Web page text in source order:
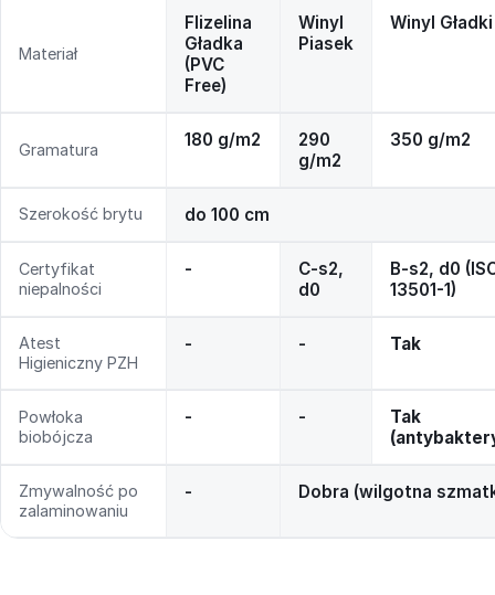
Materiał
Flizelina
Gładka
(PVC
Free)
Winyl
Piasek
Winyl Gładki
Gramatura 180 g/m2
290
g/m2
350 g/m2
Szerokość brytu do 100 cm
Certyfikat
niepalności
-
C-s2,
d0
B-s2, d0
13501-1)
Atest
Higieniczny PZH
- - Tak
Powłoka
biobójcza
- -
Tak
Zmywalność po
zalaminowaniu
- Dobra (wilgotna